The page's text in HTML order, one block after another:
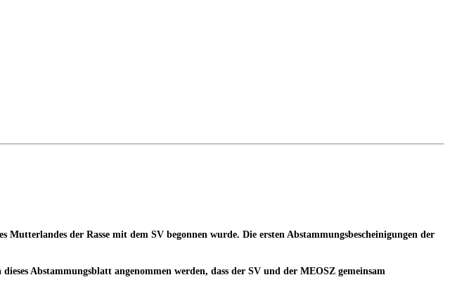
der Rasse mit dem SV begonnen wurde. Die ersten Abstammungsbescheinigungen der
Abstammungsblatt angenommen werden, dass der SV und der MEOSZ gemeinsam